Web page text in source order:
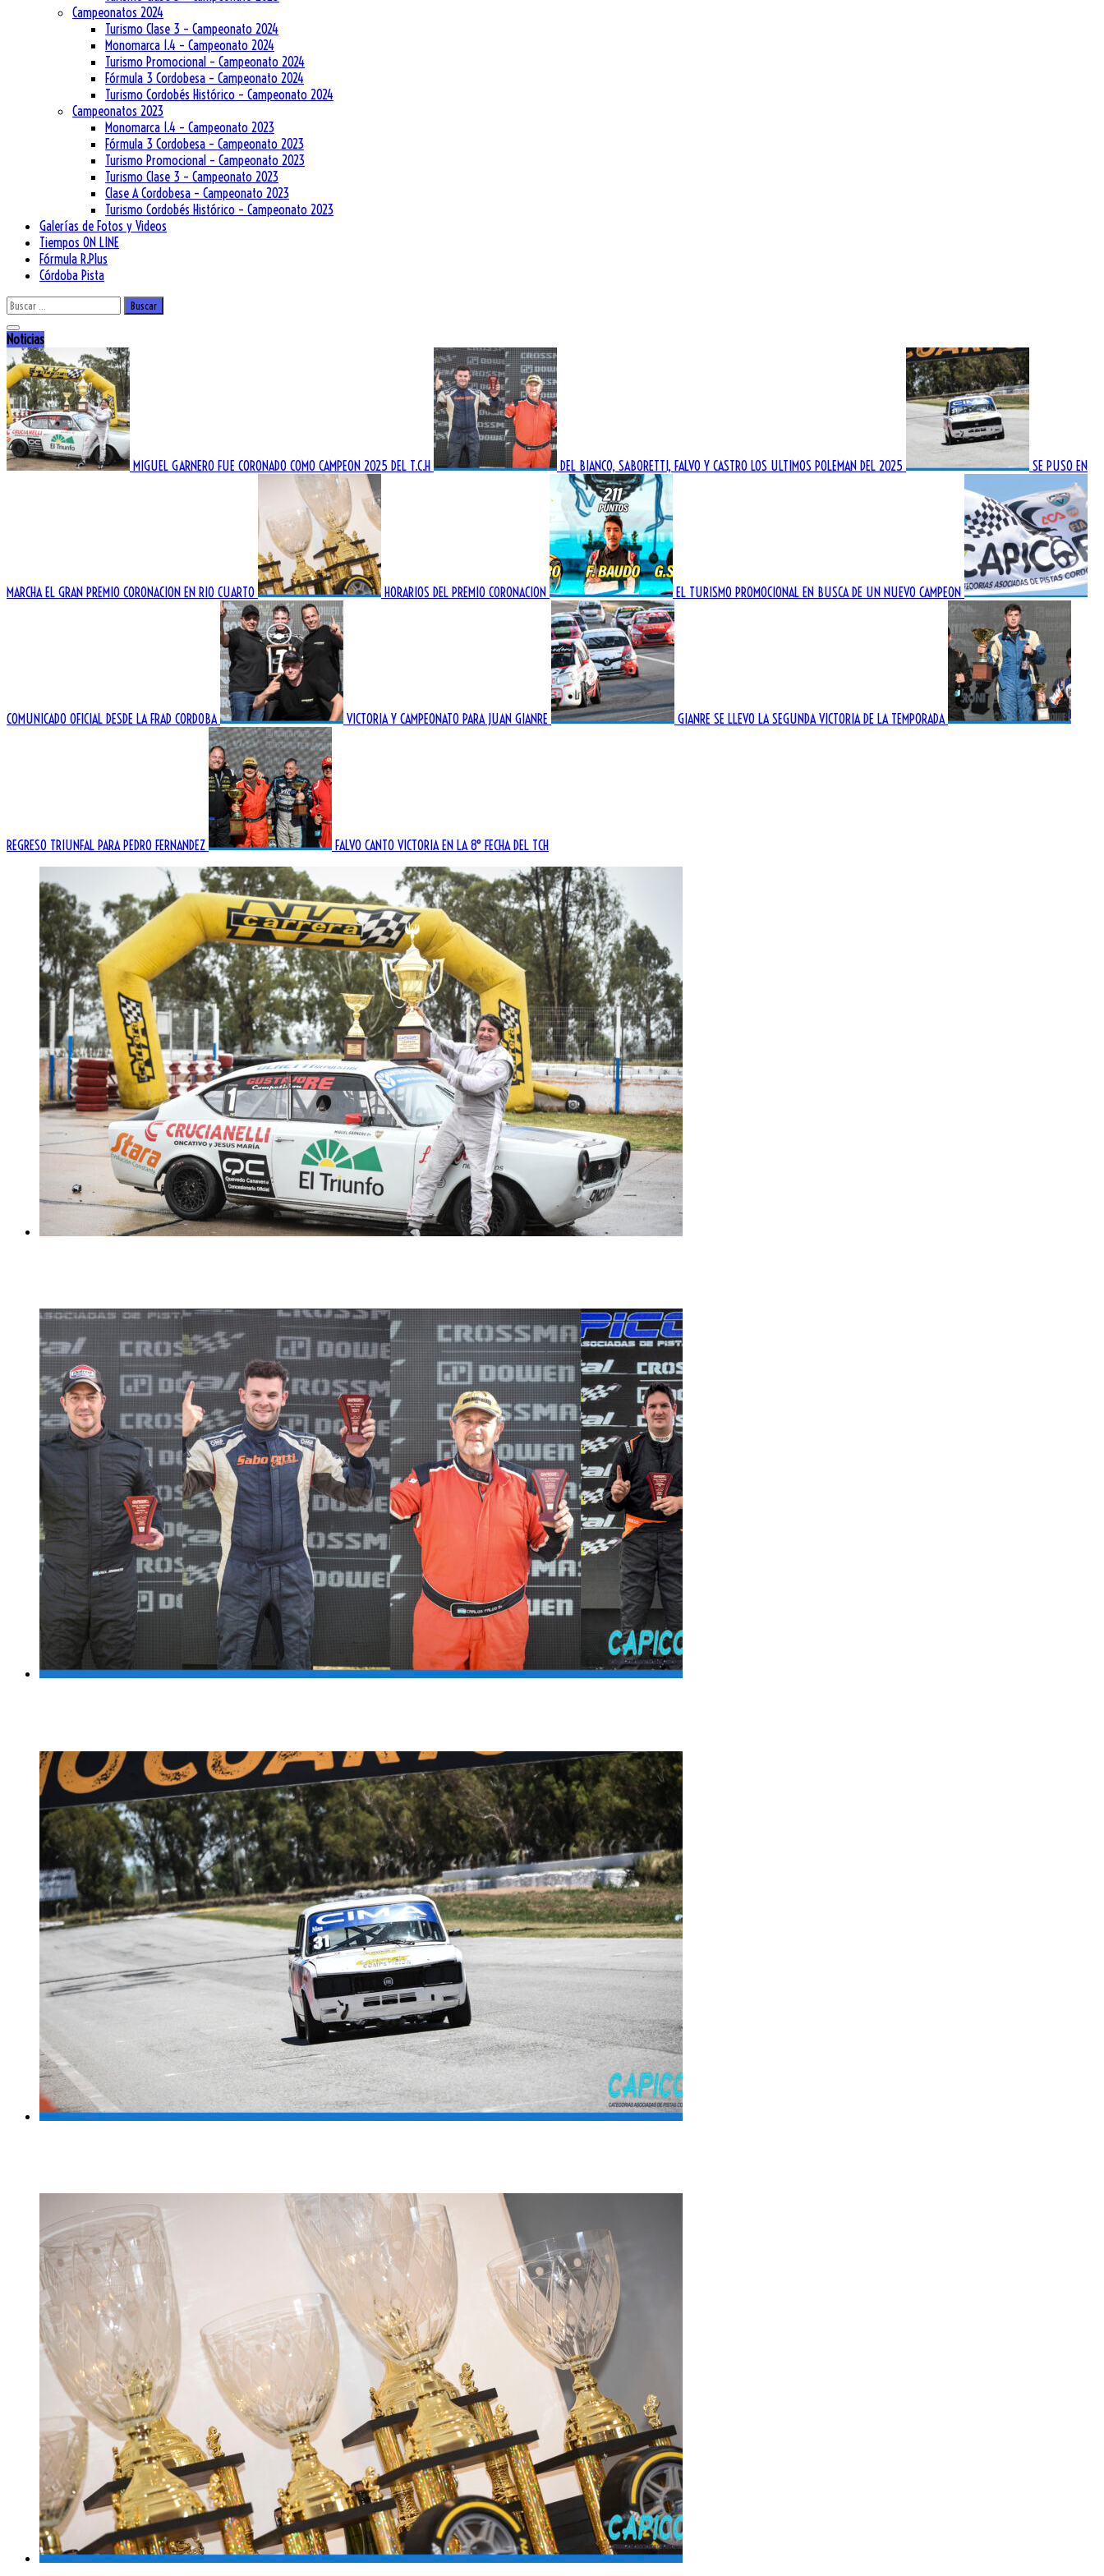
Campeonatos 2024
Turismo Clase 3 – Campeonato 2024
Monomarca 1.4 – Campeonato 2024
Turismo Promocional – Campeonato 2024
Fórmula 3 Cordobesa – Campeonato 2024
Turismo Cordobés Histórico – Campeonato 2024
Campeonatos 2023
Monomarca 1.4 – Campeonato 2023
Fórmula 3 Cordobesa – Campeonato 2023
Turismo Promocional – Campeonato 2023
Turismo Clase 3 – Campeonato 2023
Clase A Cordobesa – Campeonato 2023
Turismo Cordobés Histórico – Campeonato 2023
Galerías de Fotos y Videos
Tiempos ON LINE
Fórmula R.Plus
Córdoba Pista
Buscar:
Noticias
MIGUEL GARNERO FUE CORONADO COMO CAMPEON 2025 DEL T.C.H DEL BIANCO, SABORETTI, FALVO Y CASTRO LOS ULTIMOS POLEMAN DEL 2025 SE PUSO EN
MARCHA EL GRAN PREMIO CORONACION EN RIO CUARTO HORARIOS DEL PREMIO CORONACION EL TURISMO PROMOCIONAL EN BUSCA DE UN NUEVO CAMPEON
COMUNICADO OFICIAL DESDE LA FRAD CORDOBA VICTORIA Y CAMPEONATO PARA JUAN GIANRE GIANRE SE LLEVO LA SEGUNDA VICTORIA DE LA TEMPORADA
REGRESO TRIUNFAL PARA PEDRO FERNANDEZ FALVO CANTO VICTORIA EN LA 8° FECHA DEL TCH